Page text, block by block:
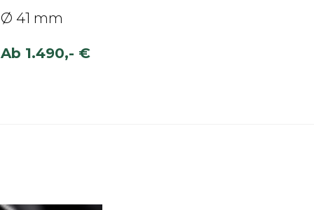
Ø 41 mm
Ab 1.490,- €